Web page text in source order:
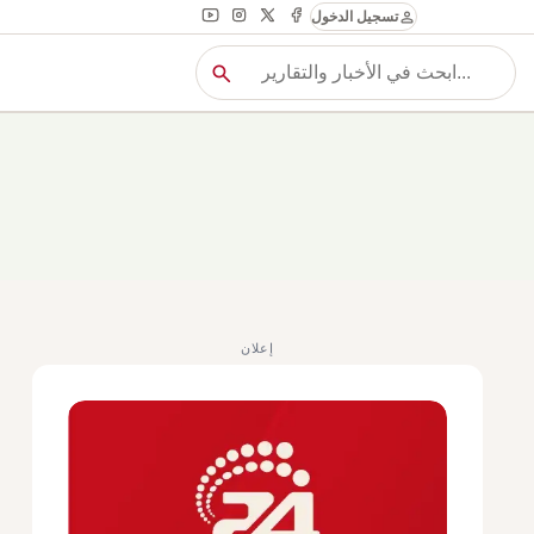
personتسجيل الدخول
بحث search
إعلان